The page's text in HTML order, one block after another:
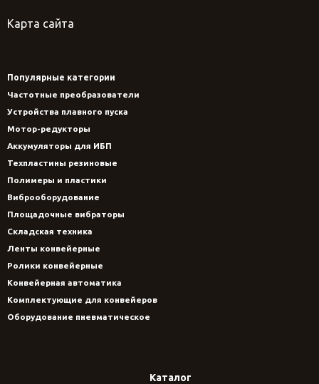
Карта сайта
Популярные категории
Частотные преобразователи
Устройства плавного пуска
Мотор-редукторы
Аккумуляторы для ИБП
Техпластины резиновые
Полимеры и пластики
Виброоборудование
Площадочные вибраторы
Складская техника
Ленты конвейерные
Ролики конвейерные
Конвейерная автоматика
Комплектующие для конвейеров
Оборудование пневматическое
Каталог